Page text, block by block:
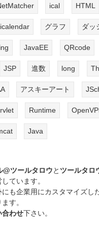
ical HTML
icalendar グラフ ダッ
JavaEE QRcode
JSP 進数 long
アスキーアート
Runtime
Java
@ツールタロウと ツールタロ
ています。
も企業用にカスタマイズし
す。
合わせ下さい。